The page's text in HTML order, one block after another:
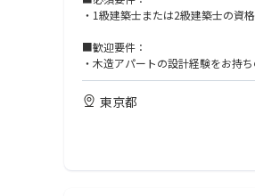
当社の社風
◎フラットで風通しの良い社風
└ワンフロアの開放感あるオフィ
・1級建築士または2級建築士の資
■歓迎要件：
・木造アパートの設計経験をお持
・木造アパートの工事監理経験を
■求める人物像
「限られた時間で結果を出す」働
東京都